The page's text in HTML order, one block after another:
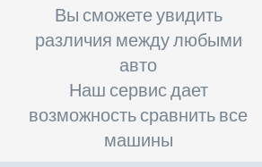
Вы сможете увидить
различия между любыми
авто
Наш сервис дает
возможность сравнить все
машины